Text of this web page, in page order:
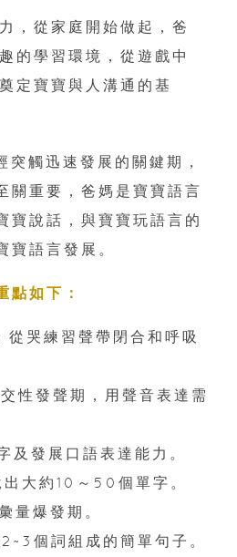
，從家庭開始做起，爸
的學習環境，從遊戲中
定寶寶與人溝通的基
觸迅速發展的關鍵期，
關重要，爸媽是寶寶語言
寶說話，與寶寶玩語言的
寶語言發展。
點如下：
從哭練習聲帶閉合和呼吸
性發聲期，用聲音表達需
及發展口語表達能力。
大約10～50個單字。
量爆發期。
個詞組成的簡單句子。